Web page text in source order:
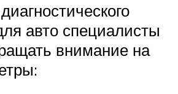
авто специалисты
внимание на